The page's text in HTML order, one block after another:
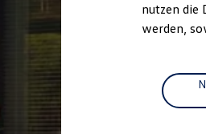
und Lebensdauer
nutzen die
werden,